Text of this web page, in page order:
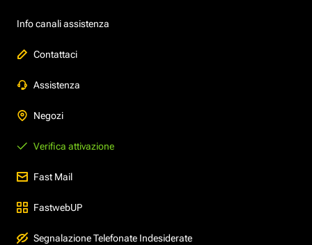
Info canali assistenza
Contattaci
Assistenza
Negozi
Verifica attivazione
Fast Mail
FastwebUP
Segnalazione Telefonate Indesiderate